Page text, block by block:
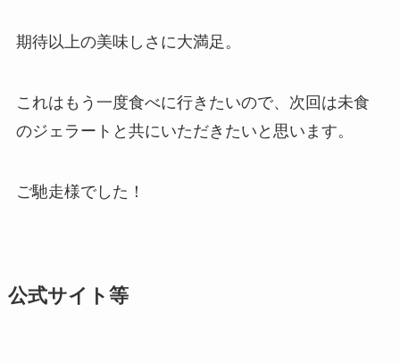
期待以上の美味しさに大満足。
これはもう一度食べに行きたいので、次回は未食
のジェラートと共にいただきたいと思います。
ご馳走様でした！
公式サイト等